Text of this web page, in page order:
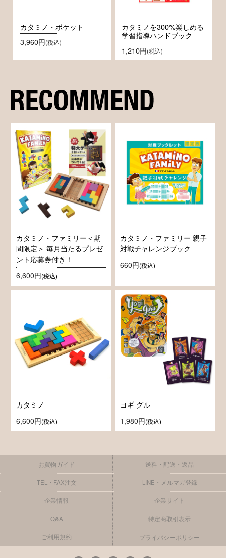
カタミノ・ポケット
3,960円(税込)
カタミノを300%楽しめる
学習指導ハンドブック
1,210円(税込)
カタミノ・ファミリー＜期
間限定＞ 毎月当たるプレゼ
ント応募券付き！
6,600円(税込)
カタミノ・ファミリー 親子
対戦チャレンジブック
660円(税込)
カタミノ
6,600円(税込)
ヨギ グル
1,980円(税込)
お買物ガイド 送料・配送・返品
TEL・FAX注文 LINE・メルマガ登録
企業情報 企業サイト
Q&A 特定商取引表示
ご利用規約 プライバシーポリシー